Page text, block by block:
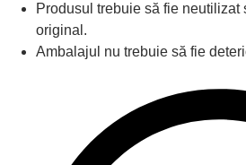
Produsul trebuie să fie neutilizat
original.
Ambalajul nu trebuie să fie